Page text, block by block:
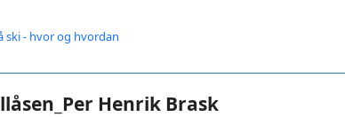
Henrik Brask